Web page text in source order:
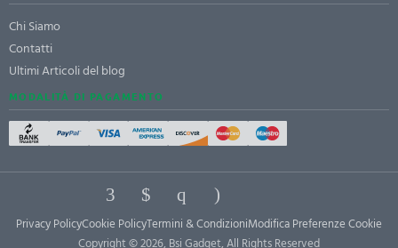
Chi Siamo
Contatti
Ultimi Articoli del blog
MODALITÀ DI PAGAMENTO
Privacy PolicyCookie PolicyTermini & CondizioniModifica Preferenze Cookie
Copyright © 2026, Bsi Gadget, All Rights Reserved